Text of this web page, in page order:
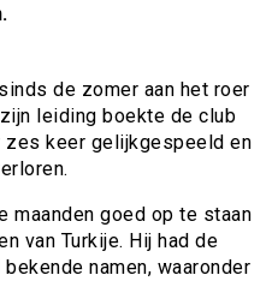
de zomer aan het roer
leiding boekte de club
zes keer gelijkgespeeld en
maanden goed op te staan
van Turkije. Hij had de
namen, waaronder